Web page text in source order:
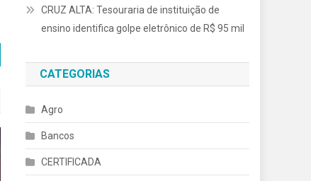
CRUZ ALTA: Tesouraria de instituição de
ensino identifica golpe eletrônico de R$ 95 mil
CATEGORIAS
Agro
Bancos
CERTIFICADA